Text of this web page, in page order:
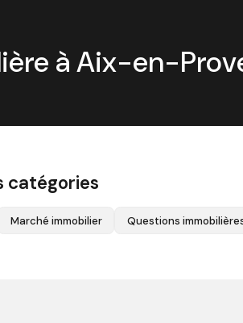
à Aix-en-
catégories
Marché immobilier Questions